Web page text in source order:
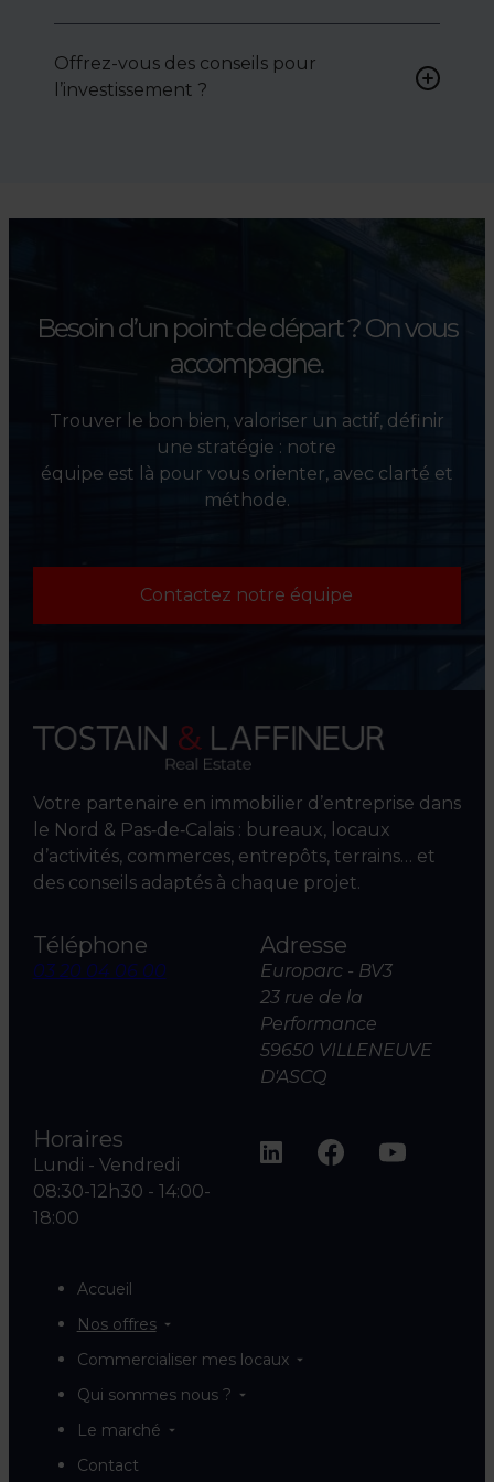
négocier le prix, le bail ou les
conditions de vente.
Offrez-vous des conseils pour
l’investissement ?
l’évaluation et la valorisation
Besoin d’un point de départ ?On vous
accompagne.
Trouver le bon bien, valoriser un actif, définir
une stratégie : notre
équipe est là pour vous orienter, avec clarté et
méthode.
Contactez notre équipe
Votre partenaire en immobilier d’entreprise dans
le Nord & Pas‑de‑Calais : bureaux, locaux
d’activités, commerces, entrepôts, terrains… et
des conseils adaptés à chaque projet.
Téléphone
03 20 04 06 00
Adresse
Europarc - BV3
23 rue de la
Performance
59650 VILLENEUVE
D'ASCQ
Horaires
Lundi - Vendredi
08:30-12h30 - 14:00-
18:00
Accueil
Nos offres
Commercialiser mes locaux
Qui sommes nous ?
Le marché
Contact